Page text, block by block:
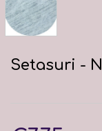
Setasuri -